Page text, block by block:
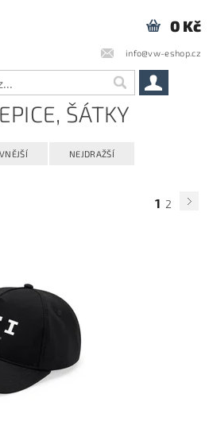
info@vw-eshop.cz
0 Kč
ŠÁTKY
NEJDRAŽŠÍ
1 2